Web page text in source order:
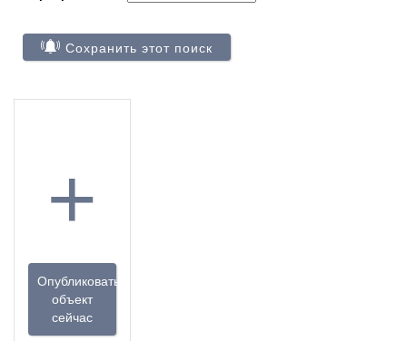
Сохранить этот поиск
+
Опубликовать
объект
сейчас